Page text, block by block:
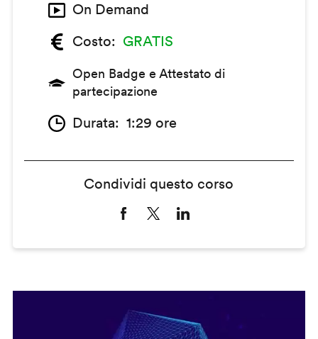
On Demand
Costo
GRATIS
Open Badge e Attestato di
partecipazione
Durata 1:29 ore
Condividi questo corso